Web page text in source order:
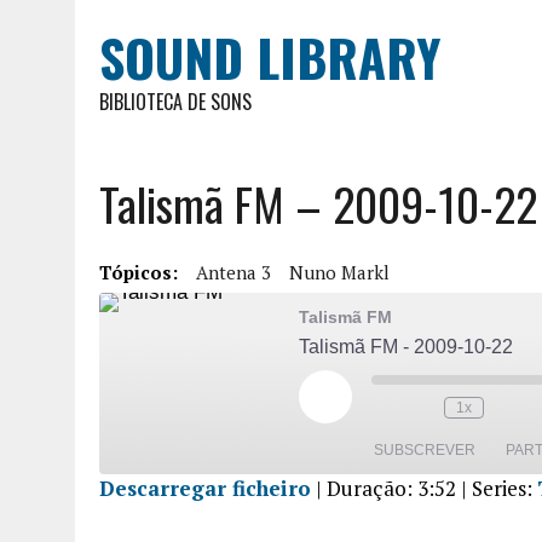
SOUND LIBRARY
BIBLIOTECA DE SONS
Talismã FM – 2009-10-22
Tópicos: Antena 3 Nuno Markl
Talismã FM
Talismã FM - 2009-10-22
1x
SUBSCREVER
Descarregar ficheiro | Duração: 3:52 | Series: